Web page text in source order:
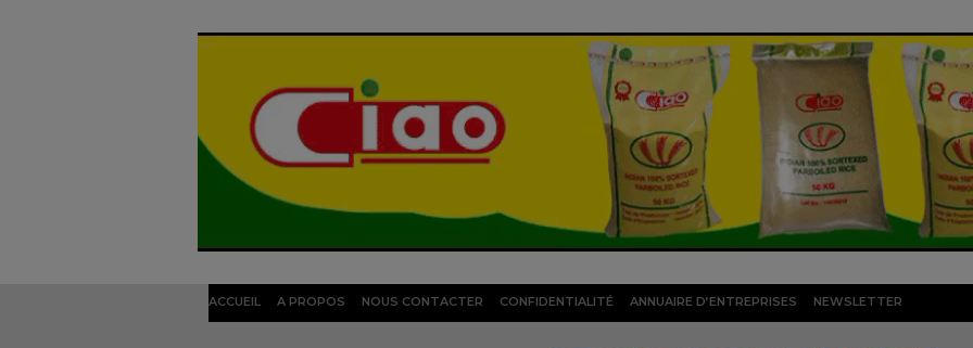
ACCUEIL A PROPOS NOUS CONTACTER CONFIDENTIALITÉ ANNUAIRE D’ENTREPRISES NEWSLETTER